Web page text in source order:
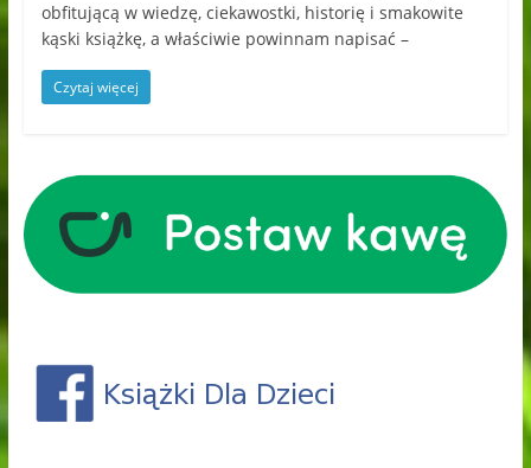
obfitującą w wiedzę, ciekawostki, historię i smakowite
kąski książkę, a właściwie powinnam napisać –
Czytaj więcej